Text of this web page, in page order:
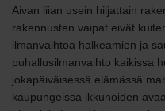
Aivan liian usein hiljattain
rakennusten vaipat eivät
ilmanvaihtoa halkeamien ja
puhallusilmanvaihto kaikissa
jokapäiväisessä elämässä
kaupungeissa ikkunoiden